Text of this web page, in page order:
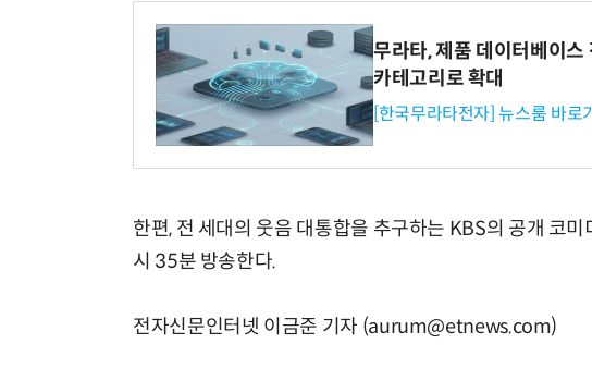
무라타, 제품 데이터베이
카테고리로 확대
[한국무라타전자] 뉴스룸 바로
한편, 전 세대의 웃음 대통합을 추구하는 KBS의 공개 코
시 35분 방송한다.
전자신문인터넷 이금준 기자 (aurum@etnews.com)